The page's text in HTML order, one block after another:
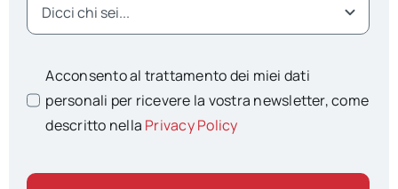
Acconsento al trattamento dei miei dati
personali per ricevere la vostra newsletter, come
descritto nella Privacy Policy